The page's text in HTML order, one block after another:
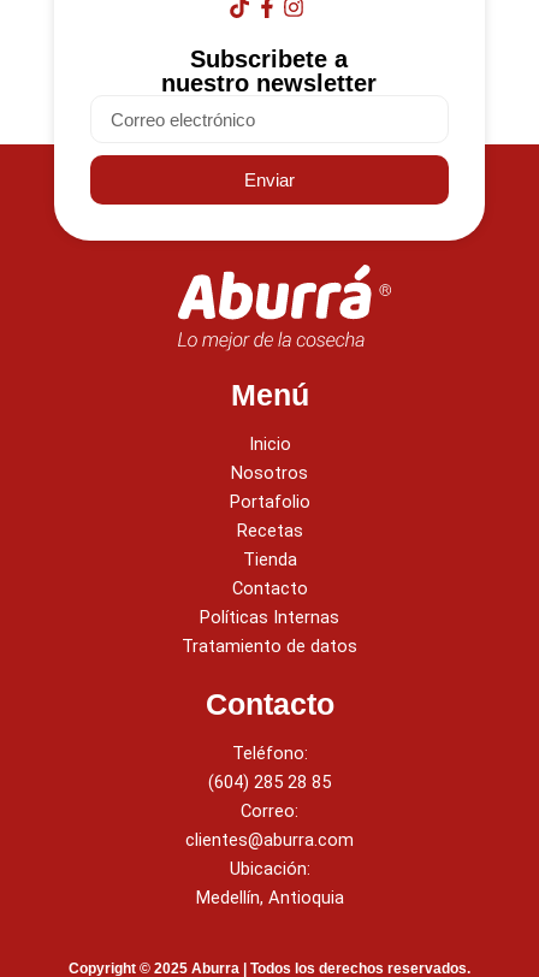
Subscribete a
nuestro newsletter
Enviar
Menú
Inicio
Nosotros
Portafolio
Recetas
Tienda
Contacto
Políticas Internas
Tratamiento de datos
Contacto
Teléfono:
(604) 285 28 85
Correo:
clientes@aburra.com
Ubicación:
Medellín, Antioquia
Copyright © 2025 Aburra | Todos los derechos reservados.